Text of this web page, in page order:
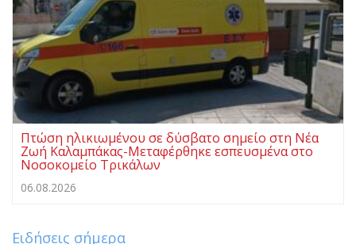
Πτώση ηλικιωμένου σε δύσβατο σημείο στη Νέα
Ζωή Καλαμπάκας-Μεταφέρθηκε εσπευσμένα στο
Νοσοκομείο Τρικάλων
06.08.2026
Ειδήσεις σήμερα